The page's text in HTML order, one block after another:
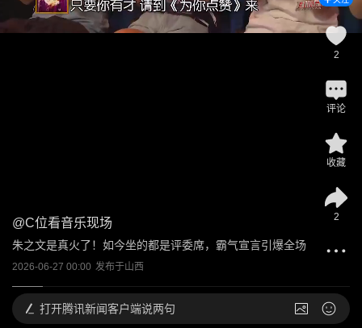
@C位看音乐现场
朱之文是真火了！如今坐的都是评委席，霸气宣言引爆全场
2026-06-27 00:00 发布于山西
2
评论
收藏
2
打开腾讯新闻客户端说两句